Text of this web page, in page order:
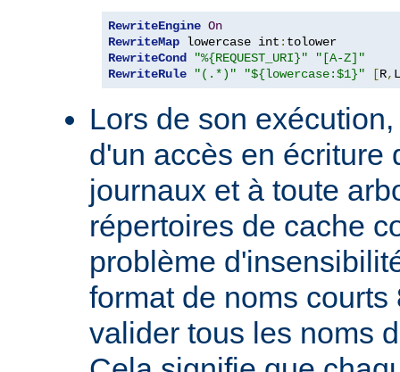
RewriteEngine On
RewriteMap lowercase int :
RewriteCond
"%{REQUEST_URI}"
"[A-Z]"
RewriteRule
"(.*)" "${lowercase:$1}" [R, L
Lors de son
d'un accès en écriture
journaux et à toute
répertoires de cache
problème
format de noms courts
valider tous les noms